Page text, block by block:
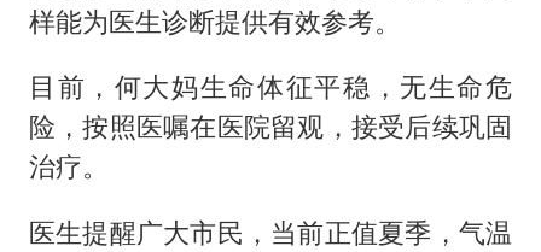
样能为医生诊断提供有效参考。
目前，何大妈生命体征平稳，无生命危
险，按照医嘱在医院留观，接受后续巩固
治疗。
医生提醒广大市民，当前正值夏季，气温